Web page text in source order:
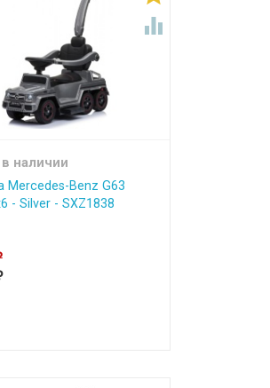

наличии
Mercedes-Benz G63
- Silver - SXZ1838